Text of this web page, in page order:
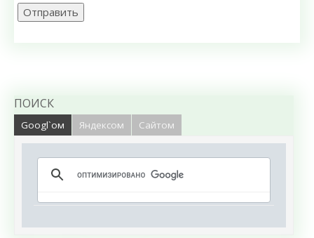
Отправить
ПОИСК
Googl`ом Яндексом Сайтом